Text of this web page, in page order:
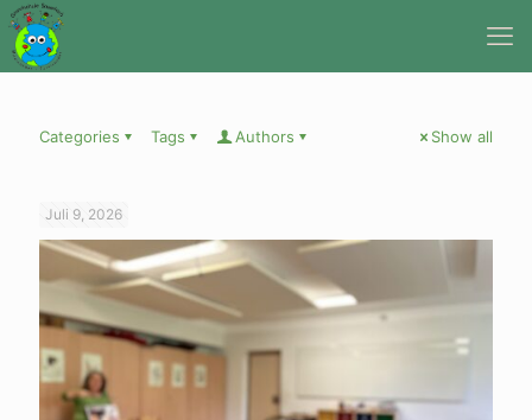
Categories Tags Authors Show all
Juli 9, 2026